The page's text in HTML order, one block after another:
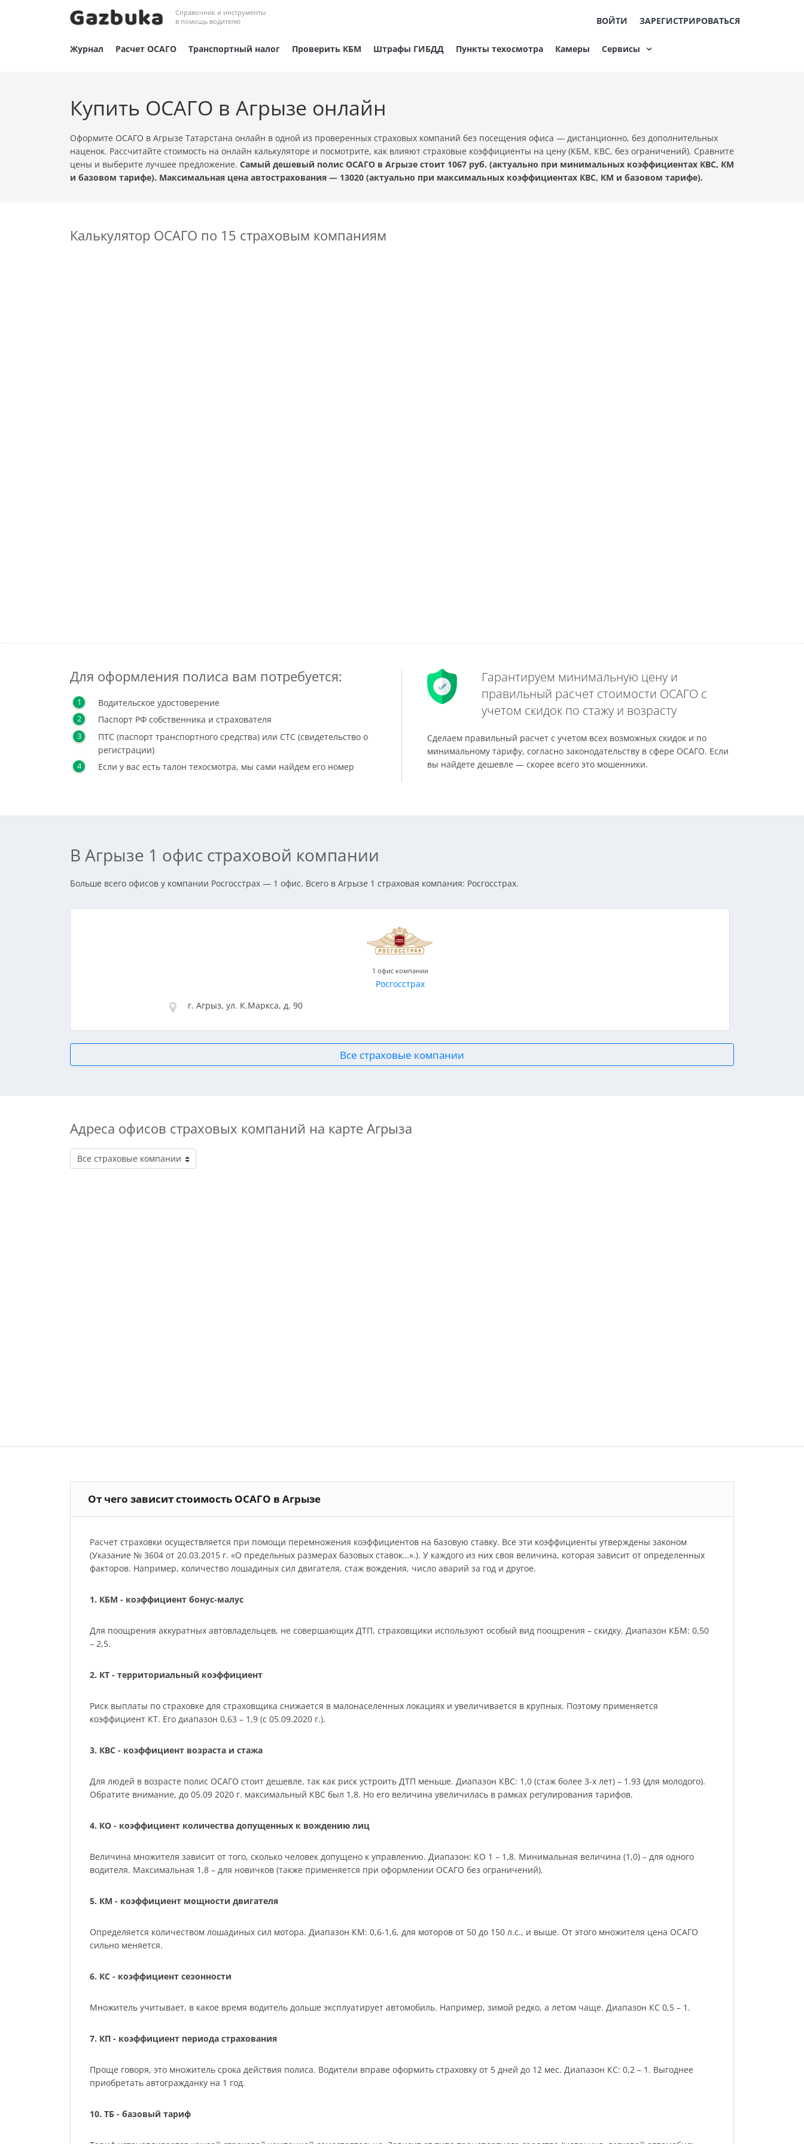
Справочник и инструменты
в помощь водителю
ВОЙТИ ЗАРЕГИСТРИРОВАТЬСЯ
Журнал Расчет ОСАГО Транспортный налог Проверить КБМ Штрафы ГИБДД Пункты техосмотра Камеры Сервисы
Купить ОСАГО в Агрызе онлайн
Оформите ОСАГО в Агрызе Татарстана онлайн в одной из проверенных страховых компаний без посещения офиса — дистанционно, без дополнительных
наценок. Рассчитайте стоимость на онлайн калькуляторе и посмотрите, как влияют страховые коэффициенты на цену (КБМ, КВС, без ограничений). Сравните
цены и выберите лучшее предложение. Самый дешевый полис ОСАГО в Агрызе стоит 1067 руб. (актуально при минимальных коэффициентах КВС, КМ
и базовом тарифе). Максимальная цена автострахования — 13020 (актуально при максимальных коэффициентах КВС, КМ и базовом тарифе).
Калькулятор ОСАГО по 15 страховым компаниям
Для оформления полиса вам потребуется:
Водительское удостоверение
Паспорт РФ собственника и страхователя
ПТС (паспорт транспортного средства) или СТС (свидетельство о
регистрации)
Если у вас есть талон техосмотра, мы сами найдем его номер
Гарантируем минимальную цену и
правильный расчет стоимости ОСАГО с
учетом скидок по стажу и возрасту
Сделаем правильный расчет с учетом всех возможных скидок и по
минимальному тарифу, согласно законодательству в сфере ОСАГО. Если
вы найдете дешевле — скорее всего это мошенники.
В Агрызе 1 офис страховой компании
Больше всего офисов у компании Росгосстрах — 1 офис. Всего в Агрызе 1 страховая компания: Росгосстрах.
1 офис компании
Росгосстрах
г. Агрыз, ул. К.Маркса, д. 90
Все страховые компании
Адреса офисов страховых компаний на карте Агрыза
От чего зависит стоимость ОСАГО в Агрызе
Расчет страховки осуществляется при помощи перемножения коэффициентов на базовую ставку. Все эти коэффициенты утверждены законом
(Указание № 3604 от 20.03.2015 г. «О предельных размерах базовых ставок…».). У каждого из них своя величина, которая зависит от определенных
факторов. Например, количество лошадиных сил двигателя, стаж вождения, число аварий за год и другое.
1. КБМ - коэффициент бонус-малус
Для поощрения аккуратных автовладельцев, не совершающих ДТП, страховщики используют особый вид поощрения – скидку. Диапазон КБМ: 0,50
– 2,5.
2. КТ - территориальный коэффициент
Риск выплаты по страховке для страховщика снижается в малонаселенных локациях и увеличивается в крупных. Поэтому применяется
коэффициент КТ. Его диапазон 0,63 – 1,9 (с 05.09.2020 г.).
3. КВС - коэффициент возраста и стажа
Для людей в возрасте полис ОСАГО стоит дешевле, так как риск устроить ДТП меньше. Диапазон КВС: 1,0 (стаж более 3-х лет) – 1.93 (для молодого).
Обратите внимание, до 05.09 2020 г. максимальный КВС был 1,8. Но его величина увеличилась в рамках регулирования тарифов.
4. КО - коэффициент количества допущенных к вождению лиц
Величина множителя зависит от того, сколько человек допущено к управлению. Диапазон: КО 1 – 1,8. Минимальная величина (1,0) – для одного
водителя. Максимальная 1,8 – для новичков (также применяется при оформлении ОСАГО без ограничений).
5. КМ - коэффициент мощности двигателя
Определяется количеством лошадиных сил мотора. Диапазон КМ: 0,6-1,6, для моторов от 50 до 150 л.с., и выше. От этого множителя цена ОСАГО
сильно меняется.
6. КС - коэффициент сезонности
Множитель учитывает, в какое время водитель дольше эксплуатирует автомобиль. Например, зимой редко, а летом чаще. Диапазон КС 0,5 – 1.
7. КП - коэффициент периода страхования
Проще говоря, это множитель срока действия полиса. Водители вправе оформить страховку от 5 дней до 12 мес. Диапазон КС: 0,2 – 1. Выгоднее
приобретать автогражданку на 1 год.
10. ТБ - базовый тариф